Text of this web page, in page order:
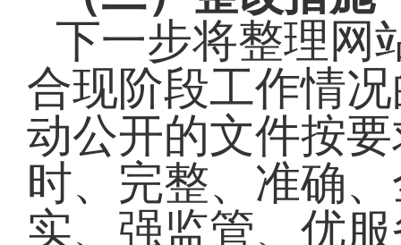
下一步将整理网
合现阶段工作情
动公开的文件按
时、完整、准确
实、强监管、优